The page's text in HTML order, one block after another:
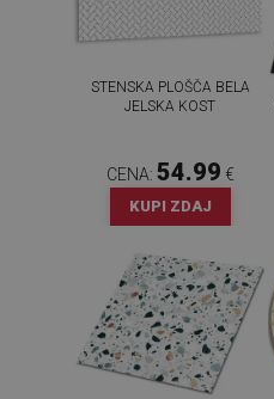
STENSKA PLOŠČA BELA
JELSKA KOST
CENA: 54.99 €
KUPI ZDAJ